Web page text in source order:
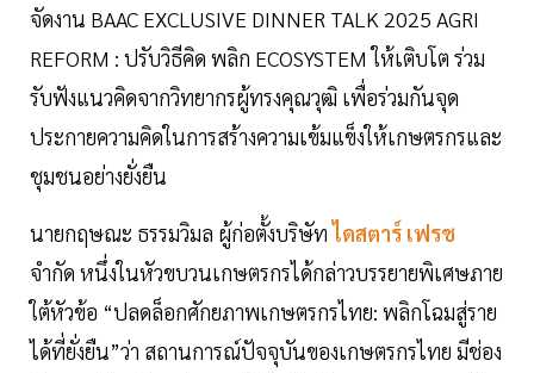
จัดงาน BAAC EXCLUSIVE DINNER TALK 2025 AGRI
REFORM : ปรับวิธีคิด พลิก ECOSYSTEM ให้เติบโต ร่วม
รับฟังแนวคิดจากวิทยากรผู้ทรงคุณวุฒิ เพื่อร่วมกันจุด
ประกายความคิดในการสร้างความเข้มแข็งให้เกษตรกรและ
ชุมชนอย่างยั่งยืน
นายกฤษณะ ธรรมวิมล ผู้ก่อตั้งบริษัทไดสตาร์ เฟรช
จำกัด หนึ่งในหัวขบวนเกษตรกรได้กล่าวบรรยายพิเศษภาย
ใต้หัวข้อ “ปลดล็อกศักยภาพเกษตรกรไทย: พลิกโฉมสู่ราย
ได้ที่ยั่งยืน”ว่า สถานการณ์ปัจจุบันของเกษตรกรไทย มีช่อง